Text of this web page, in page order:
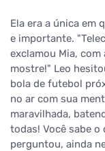
Ela era a única em
e importante.
exclamou Mia, com
mostre!" Leo
bola de futebol
no ar com sua
maravilhada,
todas! Você sabe o
perguntou, ainda